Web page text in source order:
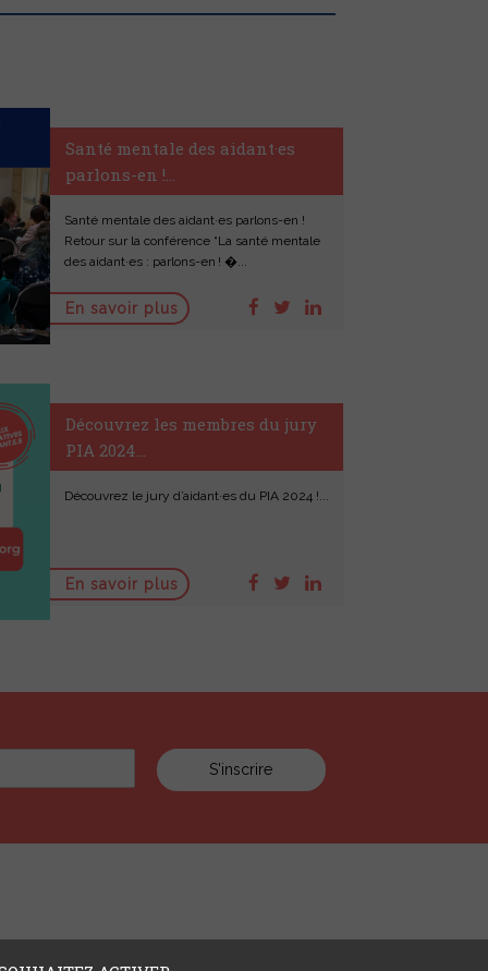
Santé mentale des aidant·es
parlons-en !...
Santé mentale des aidant·es parlons-en !
Retour sur la conférence “La santé mentale
des aidant·es : parlons-en ! �...
En savoir plus
Découvrez les membres du jury
PIA 2024...
Découvrez le jury d’aidant·es du PIA 2024 !...
En savoir plus